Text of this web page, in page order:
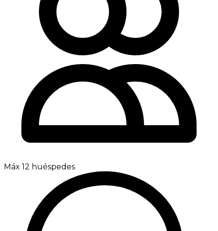
Máx 12 huéspedes